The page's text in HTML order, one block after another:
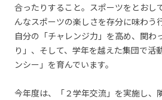
合ったりすること。スポーツをとおし
んなスポーツの楽しさを存分に味わう
自分の「チャレンジ力」を高め、関わ
り」、そして、学年を越えた集団で活
ンシー」を育んでいます。
今年度は、「２学年交流」を実施し、